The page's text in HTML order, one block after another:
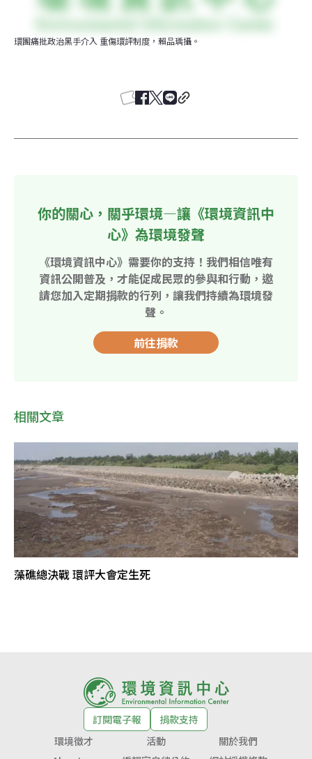
環團痛批政治黑手介入 重傷環評制度，賴品瑀攝。
你的關心，關乎環境—讓《環境資訊中
心》為環境發聲
《環境資訊中心》需要你的支持！我們相信唯有
資訊公開普及，才能促成民眾的參與和行動，邀
請您加入定期捐款的行列，讓我們持續為環境發
聲。
前往捐款
相關文章
藻礁總決戰 環評大會定生死
訂閱電子報
捐款支持
環境徵才
活動
關於我們